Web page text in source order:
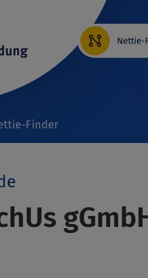
Nettie-
Finder